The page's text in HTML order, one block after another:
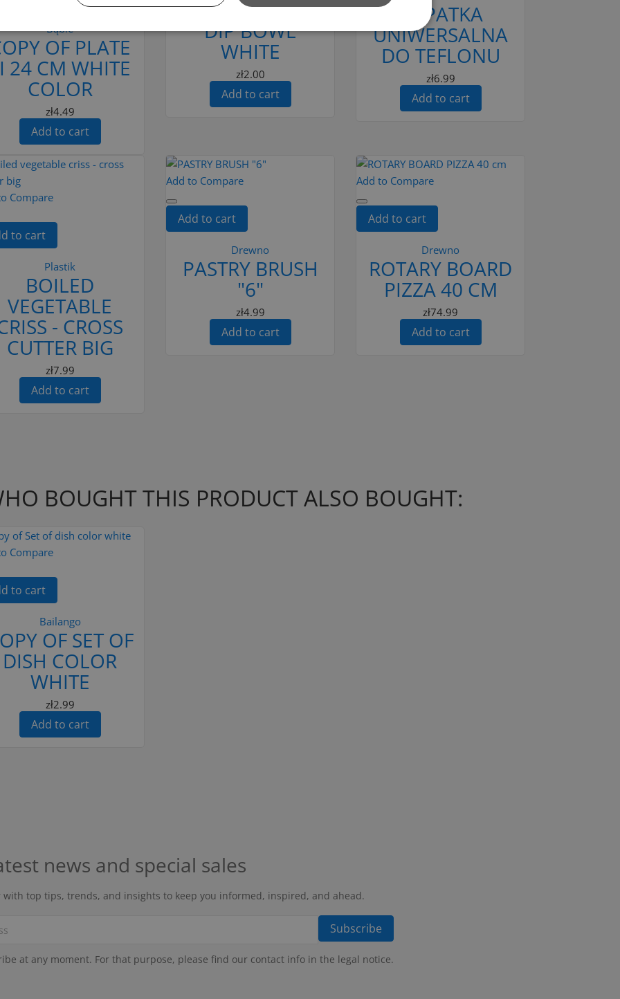
Bąble
OF PLATE
24 CM WHITE
COLOR
zł4.49
Add to cart
DIP BOWL
WHITE
zł2.00
Add to cart
ŁOPATKA
UNIWERSALNA
DO TEFLONU
zł6.99
Add to cart
Compare
to cart
Plastik
BOILED
VEGETABLE
- CROSS
CUTTER BIG
zł7.99
Add to cart
Add to Compare
Add to cart
Drewno
PASTRY BRUSH
"6"
zł4.99
Add to cart
Add to Compare
Add to cart
Drewno
ROTARY BOARD
PIZZA 40 CM
zł74.99
Add to cart
BOUGHT THIS PRODUCT ALSO BOUGHT:
Compare
to cart
Bailango
OF SET OF
DISH COLOR
WHITE
zł2.99
Add to cart
news and special sales
with top tips, trends, and insights to keep you informed, inspired, and ahead.
at any moment. For that purpose, please find our contact info in the legal notice.